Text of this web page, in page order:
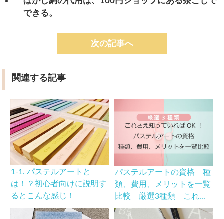
できる。
次の記事へ
関連する記事
1-1. パステルアートと
は！？初心者向けに説明す
るとこんな感じ！
パステルアートの資格 種
類、費用、メリットを一覧
比較 厳選3種類 これ...